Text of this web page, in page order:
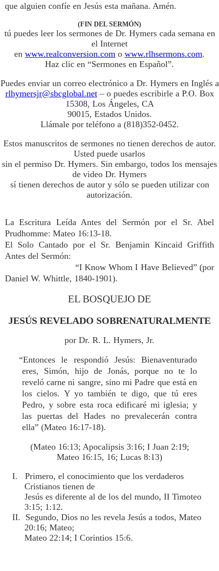
que alguien confíe en Jesús esta mañana. Amén.
(FIN DEL SERMÓN)
tú puedes leer los sermones de Dr. Hymers cada semana en
el Internet
en www.realconversion.com o www.rlhsermons.com.
Haz clic en “Sermones en Español”.
Puedes enviar un correo electrónico a Dr. Hymers en Inglés a
rlhymersjr@sbcglobal.net– o puedes escribirle a P.O. Box
15308, Los Ángeles, CA
90015, Estados Unidos.
Llámale por teléfono a (818)352-0452.
Estos manuscritos de sermones no tienen derechos de autor.
Usted puede usarlos
sin el permiso Dr. Hymers. Sin embargo, todos los mensajes
de video Dr. Hymers
sí tienen derechos de autor y sólo se pueden utilizar con
autorización.
La Escritura Leída Antes del Sermón por el Sr. Abel
Prudhomme: Mateo 16:13-18.
El Solo Cantado por el Sr. Benjamin Kincaid Griffith
Antes del Sermón:
“I Know Whom I Have Believed” (por
Daniel W. Whittle, 1840-1901).
EL BOSQUEJO DE
JESÚS REVELADO SOBRENATURALMENTE
por Dr. R. L. Hymers, Jr.
“Entonces le respondió Jesús: Bienaventurado
eres, Simón, hijo de Jonás, porque no te lo
reveló carne ni sangre, sino mi Padre que está en
los cielos. Y yo también te digo, que tú eres
Pedro, y sobre esta roca edificaré mi iglesia; y
las puertas del Hades no prevalecerán contra
ella” (Mateo 16:17-18).
(Mateo 16:13; Apocalipsis 3:16; I Juan 2:19;
Mateo 16:15, 16; Lucas 8:13)
I. Primero, el conocimiento que los verdaderos
Cristianos tienen de
Jesús es diferente al de los del mundo, II Timoteo
3:15; 1:12.
II. Segundo, Dios no les revela Jesús a todos, Mateo
20:16; Mateo;
Mateo 22:14; I Corintios 15:6.